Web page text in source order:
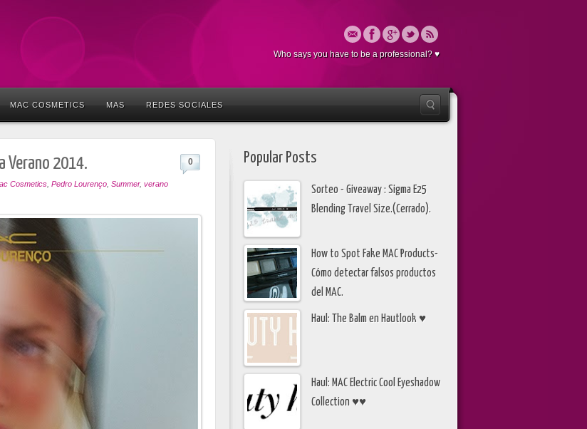
Who says you have to be a professional? ♥
MAC COSMETICS MAS REDES SOCIALES
Verano 2014.
Cosmetics, Pedro Lourenço, Summer, verano
0 Popular Posts
Sorteo - Giveaway : Sigma E25
Blending Travel Size.(Cerrado).
How to Spot Fake MAC Products-
Cómo detectar falsos productos
del MAC.
Haul: The Balm en Hautlook ♥
Haul: MAC Electric Cool Eyeshadow
Collection ♥♥